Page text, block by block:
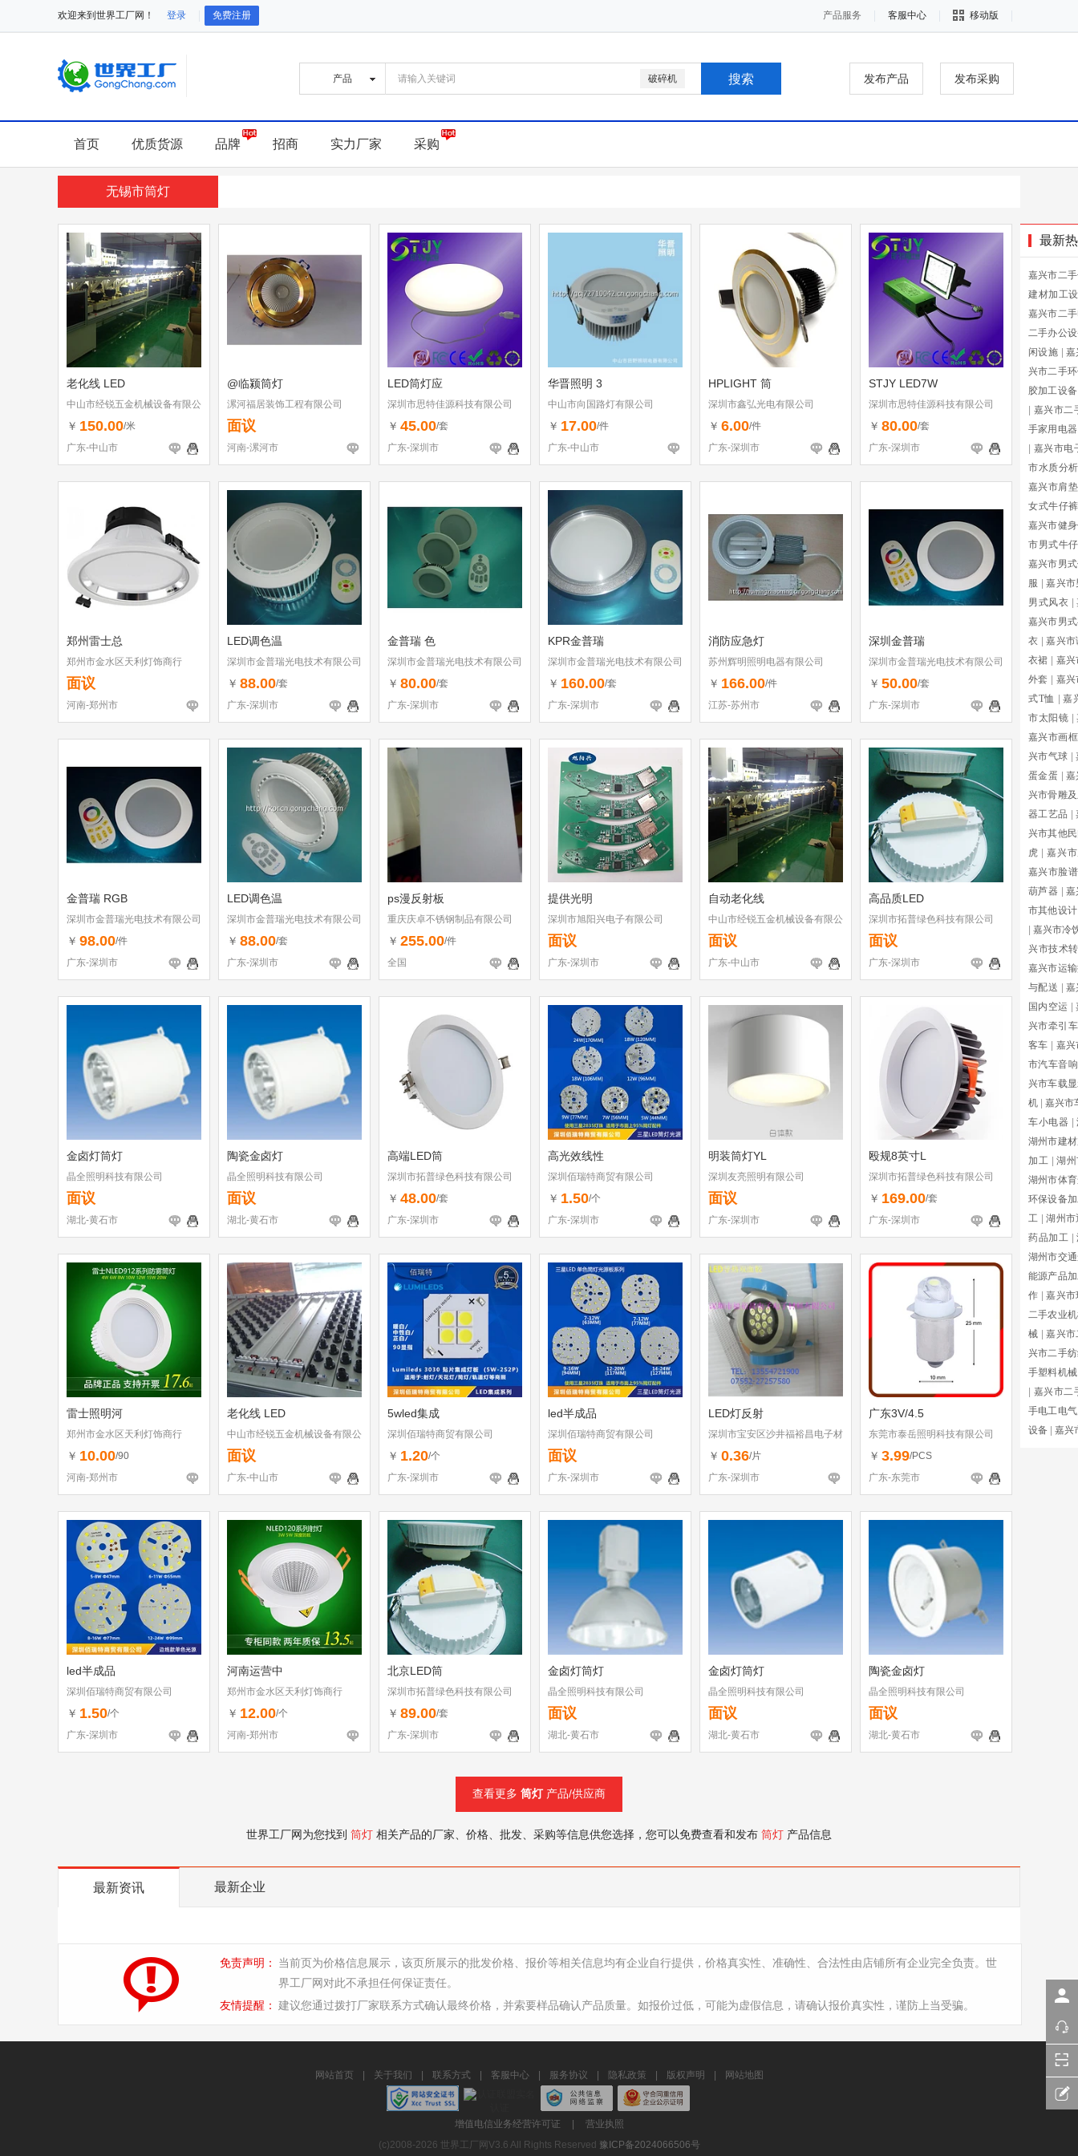
欢迎来到世界工厂网！ 登录 免费注册 产品服务 客服中心 移动版
破碎机 发布产品 发布采购
首页 优质货源 品牌 招商 实力厂家 采购
无锡市筒灯
老化线 LED
中山市经锐五金机械设备有限公
司
￥ 150.00/米
广东-中山市
@临颍筒灯
漯河福居装饰工程有限公司
面议
河南-漯河市
LED筒灯应
深圳市思特佳源科技有限公司
￥ 45.00/套
广东-深圳市
华晋照明 3
中山市向国路灯有限公司
￥ 17.00/件
广东-中山市
HPLIGHT 筒
深圳市鑫弘光电有限公司
￥ 6.00/件
广东-深圳市
STJY LED7W
深圳市思特佳源科技有限公司
￥ 80.00/套
广东-深圳市
郑州雷士总
郑州市金水区天利灯饰商行
面议
河南-郑州市
LED调色温
深圳市金普瑞光电技术有限公司
￥ 88.00/套
广东-深圳市
金普瑞 色
深圳市金普瑞光电技术有限公司
￥ 80.00/套
广东-深圳市
KPR金普瑞
深圳市金普瑞光电技术有限公司
￥ 160.00/套
广东-深圳市
消防应急灯
苏州辉明照明电器有限公司
￥ 166.00/件
江苏-苏州市
深圳金普瑞
深圳市金普瑞光电技术有限公司
￥ 50.00/套
广东-深圳市
金普瑞 RGB
深圳市金普瑞光电技术有限公司
￥ 98.00/件
广东-深圳市
LED调色温
深圳市金普瑞光电技术有限公司
￥ 88.00/套
广东-深圳市
ps漫反射板
重庆庆卓不锈钢制品有限公司
￥ 255.00/件
全国
提供光明
深圳市旭阳兴电子有限公司
面议
广东-深圳市
自动老化线
中山市经锐五金机械设备有限公
司
面议
广东-中山市
高品质LED
深圳市拓普绿色科技有限公司
面议
广东-深圳市
金卤灯筒灯
晶全照明科技有限公司
面议
湖北-黄石市
陶瓷金卤灯
晶全照明科技有限公司
面议
湖北-黄石市
高端LED筒
深圳市拓普绿色科技有限公司
￥ 48.00/套
广东-深圳市
高光效线性
深圳佰瑞特商贸有限公司
￥ 1.50/个
广东-深圳市
明装筒灯YL
深圳友亮照明有限公司
面议
广东-深圳市
殴规8英寸L
深圳市拓普绿色科技有限公司
￥ 169.00/套
广东-深圳市
雷士照明河
郑州市金水区天利灯饰商行
￥ 10.00/90
河南-郑州市
老化线 LED
中山市经锐五金机械设备有限公
司
面议
广东-中山市
5wled集成
深圳佰瑞特商贸有限公司
￥ 1.20/个
广东-深圳市
led半成品
深圳佰瑞特商贸有限公司
面议
广东-深圳市
LED灯反射
深圳市宝安区沙井福裕昌电子材
料行
￥ 0.36/片
广东-深圳市
广东3V/4.5
东莞市泰岳照明科技有限公司
￥ 3.99/PCS
广东-东莞市
led半成品
深圳佰瑞特商贸有限公司
￥ 1.50/个
广东-深圳市
河南运营中
郑州市金水区天利灯饰商行
￥ 12.00/个
河南-郑州市
北京LED筒
深圳市拓普绿色科技有限公司
￥ 89.00/套
广东-深圳市
金卤灯筒灯
晶全照明科技有限公司
面议
湖北-黄石市
金卤灯筒灯
晶全照明科技有限公司
面议
湖北-黄石市
陶瓷金卤灯
晶全照明科技有限公司
面议
湖北-黄石市
查看更多 筒灯产品/供应商
世界工厂网为您找到 筒灯 相关产品的厂家、价格、批发、采购等信息供您选择，您可以免费查看和发布 筒灯 产品信息
最新
嘉兴市二
建材加工
嘉兴市二
二手办公
闲设施
嘉
兴市二手
胶加工设备
嘉兴市二
手家用电器
嘉兴市电
市水质分
嘉兴市肩垫
女式牛仔裤
嘉兴市健
市男式牛
嘉兴市男
服
嘉兴市
男式风衣
嘉兴市男
衣
嘉兴市
衣裙
嘉兴
外套
嘉
式T恤
嘉
市太阳镜
嘉兴市画框
兴市气球
蛋金蛋
嘉
兴市骨雕
器工艺品
兴市其他
虎
嘉兴
嘉兴市脸谱
葫芦器
嘉
市其他设计
嘉兴市冷
兴市技术
嘉兴市运
与配送
嘉
国内空运
兴市牵引车
客车
嘉
市汽车音响
兴市车载
机
嘉兴市
车小电器
湖州市建
加工
湖
湖州市体
环保设备
工
湖州市
药品加工
湖州市交
能源产品
作
嘉兴市
二手农业
械
嘉兴市
兴市二手
手塑料机械
嘉兴市二
手电工电
设备
嘉兴
最新资讯 最新企业
免责声明：
当前页为价格信息展示，该页所展示的批发价格、报价等相关信息均有企业自行提供，价格真实性、准确性、合法性由店铺所有企业完全负责。世
界工厂网对此不承担任何保证责任。
友情提醒： 建议您通过拨打厂家联系方式确认最终价格，并索要样品确认产品质量。如报价过低，可能为虚假信息，请确认报价真实性，谨防上当受骗。
网站首页 关于我们 联系方式 客服中心 服务协议 隐私政策 版权声明 网站地图
增值电信业务经营许可证
营业执照
(c)2008-2026 世界工厂网V3.6 All Rights Reserved 豫ICP备2024066506号